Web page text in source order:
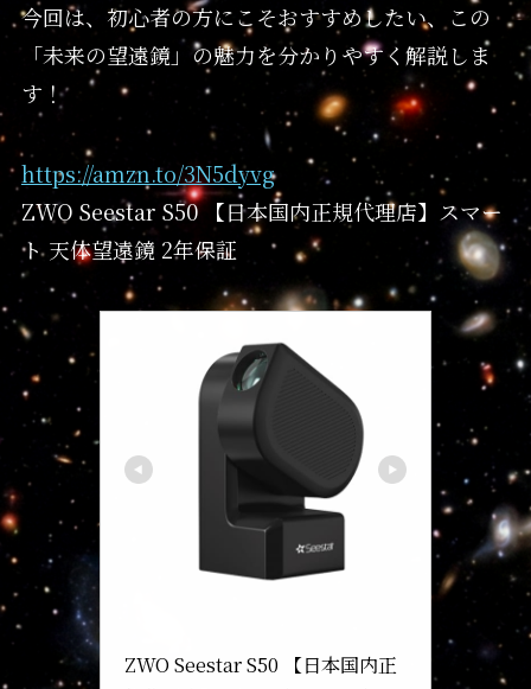
今回は、初心者の方にこそおすすめしたい、この
「未来の望遠鏡」の魅力を分かりやすく解説しま
す！
https://amzn.to/3N5dyvg
ZWO Seestar S50 【日本国内正規代理店】スマー
ト 天体望遠鏡 2年保証
ZWO Seestar S50 【日本国内正